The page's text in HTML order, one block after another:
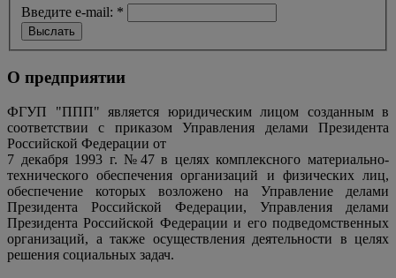
Введите e-mail: *
О предприятии
ФГУП "ППП" является юридическим лицом созданным в
соответствии с приказом Управления делами Президента
Российской Федерации от
7 декабря 1993 г. №47 в целях комплексного материально-
технического обеспечения организаций и физических лиц,
обеспечение которых возложено на Управление делами
Президента Российской Федерации, Управления делами
Президента Российской Федерации и его подведомственных
организаций, а также осуществления деятельности в целях
решения социальных задач.